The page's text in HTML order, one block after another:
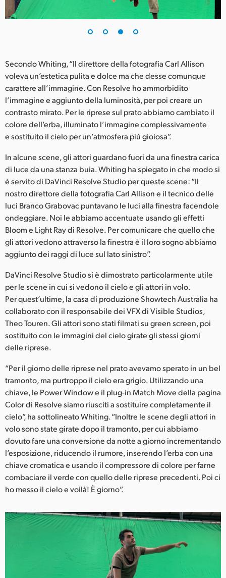
Secondo Whiting, “Il direttore della fotografia Carl Allison
voleva un’estetica pulita e dolce ma che desse comunque
carattere all’immagine. Con Resolve ho ammorbidito
l’immagine e aggiunto della luminosità, per poi creare un
contrasto mirato. Per le riprese sul prato abbiamo cambiato il
colore dell’erba, illuminato l’immagine complessivamente
e sostituito il cielo per un’atmosfera più gioiosa”.
In alcune scene, gli attori guardano fuori da una finestra carica
di luce da una stanza buia. Whiting ha spiegato in che modo si
è servito di DaVinci Resolve Studio per queste scene: “Il
nostro direttore della fotografia Carl Allison e il tecnico delle
luci Branco Grabovac puntavano le luci alla finestra facendole
ondeggiare. Noi le abbiamo accentuate usando gli effetti
Bloom e Light Ray di Resolve. Per comunicare che quello che
gli attori vedono attraverso la finestra è il loro sogno abbiamo
aggiunto dei raggi di luce sul lato sinistro”.
DaVinci Resolve Studio si è dimostrato particolarmente utile
per le scene in cui si vedono il cielo e gli attori in volo.
Per quest’ultime, la casa di produzione Showtech Australia ha
collaborato con il responsabile dei VFX di Visible Studios,
Theo Touren. Gli attori sono stati filmati su green screen, poi
sostituito con le immagini del cielo girate gli stessi giorni
delle riprese.
“Per il giorno delle riprese nel prato avevamo sperato in un bel
tramonto, ma purtroppo il cielo era grigio. Utilizzando una
chiave, le Power Window e il plug-in Match Move della pagina
Color di Resolve siamo riusciti a sostituire completamente il
cielo”, ha sottolineato Whiting. “Inoltre le scene degli attori in
volo sono state girate dopo il tramonto, per cui abbiamo
dovuto fare una conversione da notte a giorno incrementando
l’esposizione, riducendo il rumore, inserendo l’erba con una
chiave cromatica e usando il compressore di colore per farne
combaciare il verde con quello delle riprese precedenti. Poi ci
ho messo il cielo e voilà! È giorno”.